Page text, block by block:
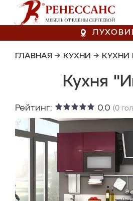
ГЛАВНАЯ → КУХНИ →
Кухня
Рейтинг: 0.0 (0